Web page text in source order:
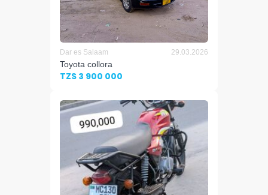
Dar es Salaam 29.03.2026
Toyota collora
TZS 3 900 000